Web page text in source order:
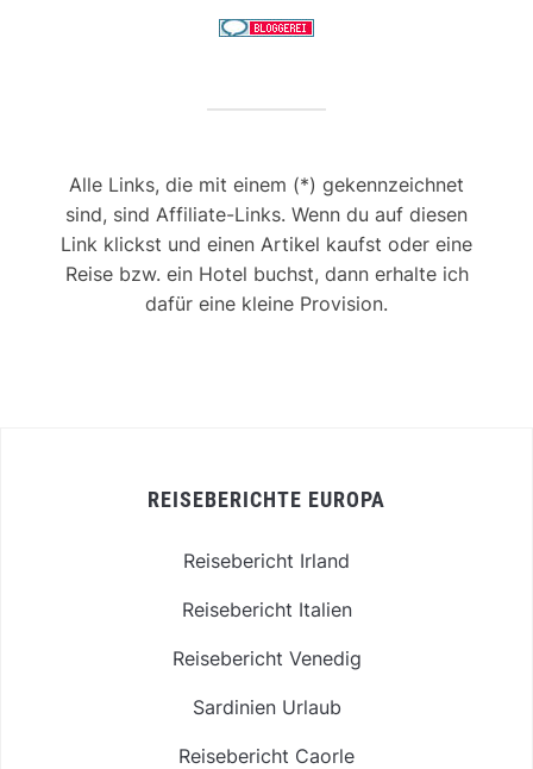
Alle Links, die mit einem (*) gekennzeichnet
sind, sind Affiliate-Links. Wenn du auf diesen
Link klickst und einen Artikel kaufst oder eine
Reise bzw. ein Hotel buchst, dann erhalte ich
dafür eine kleine Provision.
REISEBERICHTE EUROPA
Reisebericht Irland
Reisebericht Italien
Reisebericht Venedig
Sardinien Urlaub
Reisebericht Caorle